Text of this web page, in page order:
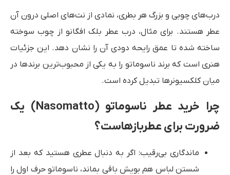
درب‌های چوبی و بزرگ هر بطری، نمادی از نت‌های اصلی درون آن
عطر هستند. برای مثال، درب عطر بلک افگانو از چوب سوخته
ساخته شده تا عمق رایحه دودی آن را نشان دهد. این جزئیات
هنری است که برند ناسوماتو را به یکی از محبوب‌ترین برندها در
میان کلکسیونرها تبدیل کرده است.
چرا خرید عطر ناسوماتو (Nasomatto) یک
ضرورت برای عطربازهاست؟
ماندگاری بی‌رقیب: اگر به دنبال عطری هستید که بعد از
شستن لباس هم بویش باقی بماند، ناسوماتو حرف اول را